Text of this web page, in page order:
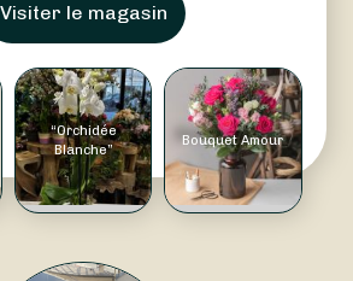
Visiter le magasin
“Orchidée
Blanche”
Bouquet Amour